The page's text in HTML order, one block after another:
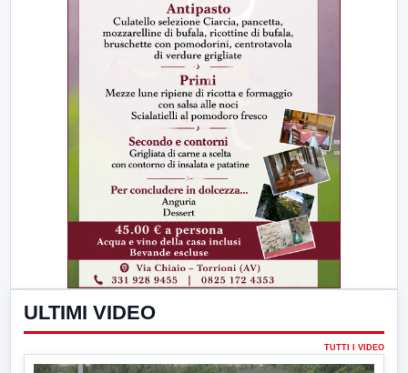
ULTIMI VIDEO
TUTTI I VIDEO